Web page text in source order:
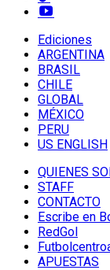
Ediciones
ARGENTINA
BRASIL
CHILE
GLOBAL
MÉXICO
PERU
US ENGLISH
QUIENES
STAFF
CONTACTO
Escribe en
RedGol
APUESTAS